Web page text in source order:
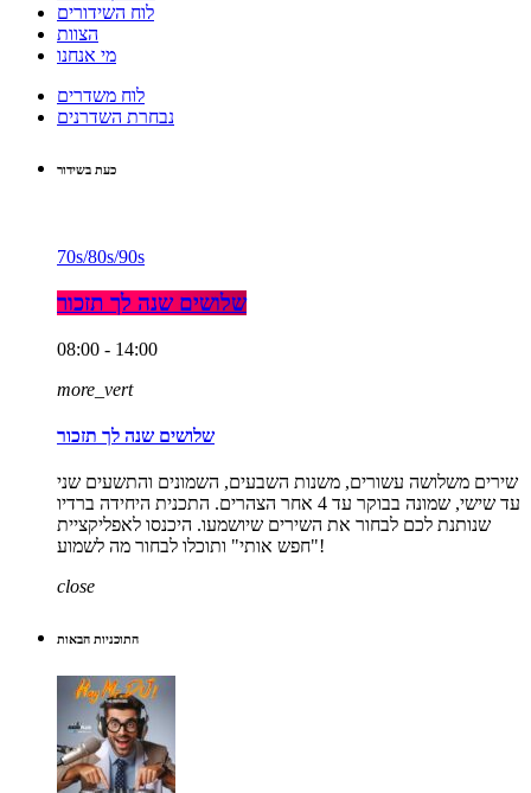
לוח השידורים
הצוות
מי אנחנו
לוח משדרים
נבחרת השדרנים
כעת בשידור
70s/80s/90s
שלושים שנה לך תזכור
08:00 - 14:00
more_vert
שלושים שנה לך תזכור
שירים משלושה עשורים, משנות השבעים, השמונים והתשעים שני
עד שישי, שמונה בבוקר עד 4 אחר הצהרים. התכנית היחידה ברדיו
שנותנת לכם לבחור את השירים שיושמעו. היכנסו לאפליקציית
"חפש אותי" ותוכלו לבחור מה לשמוע!
close
התוכניות הבאות